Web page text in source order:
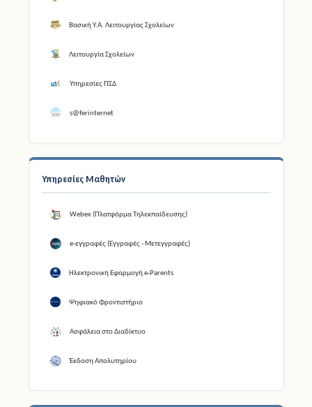
Βασική Υ.Α. Λειτουργίας Σχολείων
Λειτουργία Σχολείων
Υπηρεσίες ΠΣΔ
s@ferinternet
Υπηρεσίες Μαθητών
Webex (Πλατφόρμα Τηλεκπαίδευσης)
e-εγγραφές (Εγγραφές - Μετεγγραφές)
Ηλεκτρονική Εφαρμογή e-Parents
Ψηφιακό Φροντιστήριο
Ασφάλεια στο Διαδίκτυο
Έκδοση Απολυτηρίου